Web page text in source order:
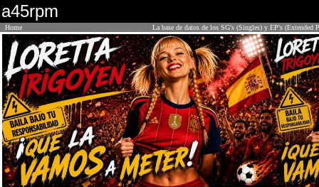
a45rpm
Home La base de datos de los SG's (Singles) y EP's (Extended